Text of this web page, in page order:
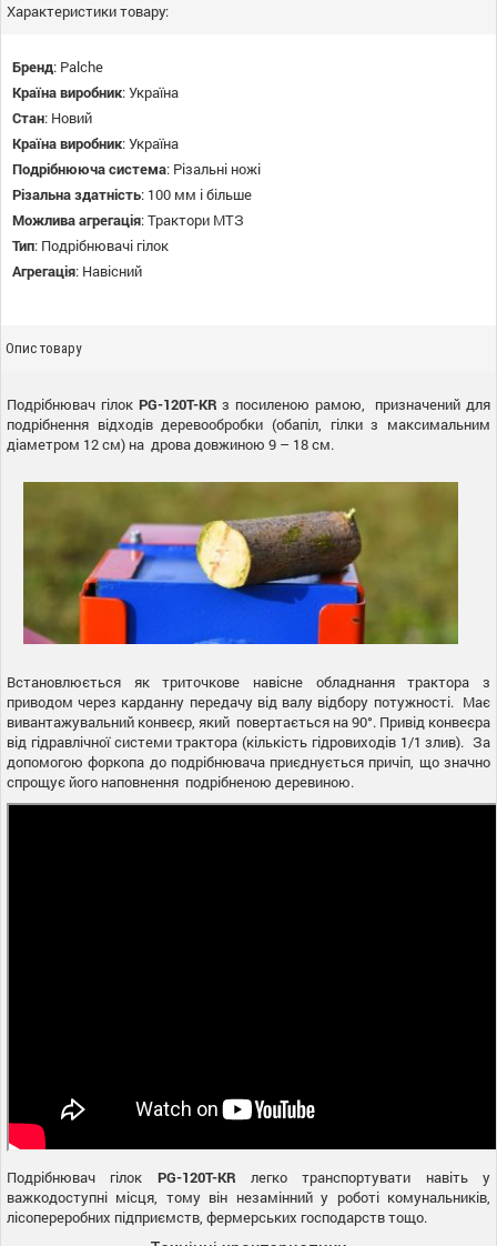
Характеристики товару:
Бренд: Palche
Країна виробник:Україна
Стан: Новий
Країна виробник:Україна
Подрібнююча система: Різальні ножі
Різальна здатність: 100 мм і більше
Можлива агрегація:Трактори МТЗ
Тип: Подрібнювачі гілок
Агрегація: Навісний
Опис товару
Подрібнювач гілок PG-120T-KR з посиленою рамою, призначений для
подрібнення відходів деревообробки (обапіл, гілки з максимальним
діаметром 12 см) на дрова довжиною 9 – 18 см.
Встановлюється як триточкове навісне обладнання трактора з
приводом через карданну передачу від валу відбору потужності. Має
вивантажувальний конвеєр, який повертається на 90°. Привід конвеєра
від гідравлічної системи трактора (кількість гідровиходів 1/1 злив). За
допомогою форкопа до подрібнювача приєднується причіп, що значно
спрощує його наповнення подрібненою деревиною.
Подрібнювач гілок PG-120T-KR легко транспортувати навіть у
важкодоступні місця, тому він незамінний у роботі комунальників,
лісопереробних підприємств, фермерських господарств тощо.